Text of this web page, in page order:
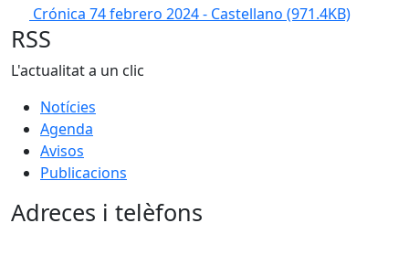
Crónica 74 febrero 2024 - Castellano (971.4KB)
RSS
L'actualitat a un clic
Notícies
Agenda
Avisos
Publicacions
Adreces i telèfons